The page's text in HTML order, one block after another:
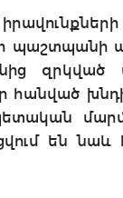
պաշտպանի
են